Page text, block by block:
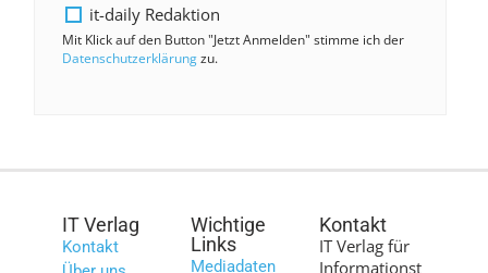
it-daily Redaktion
Mit Klick auf den Button "Jetzt Anmelden" stimme ich der
Datenschutzerklärungzu.
IT Verlag
Kontakt
Wichtige
Links
Mediadaten
Kontakt
IT Verlag für
Informationst